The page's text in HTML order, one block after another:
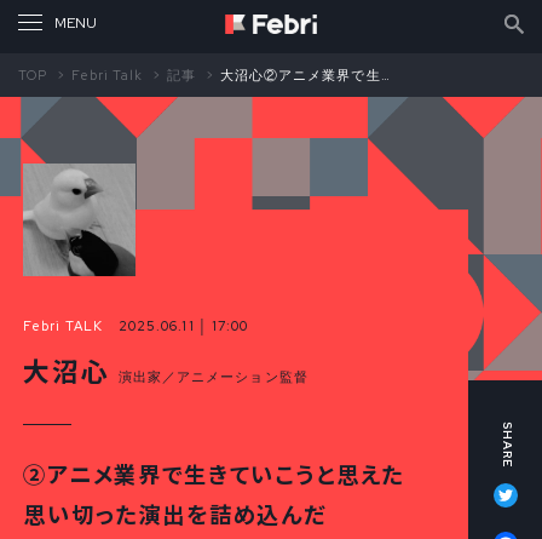
TOP Febri Talk 記事 大沼心②アニメ業界で生きていこうと思えた 思い切った演出を詰め込んだ 『ef – a tale of memories.』
Febri TALK 2025.06.11 │ 17:00
大沼心 演出家／アニメーション監督
②アニメ業界で生きていこうと思えた
思い切った演出を詰め込んだ